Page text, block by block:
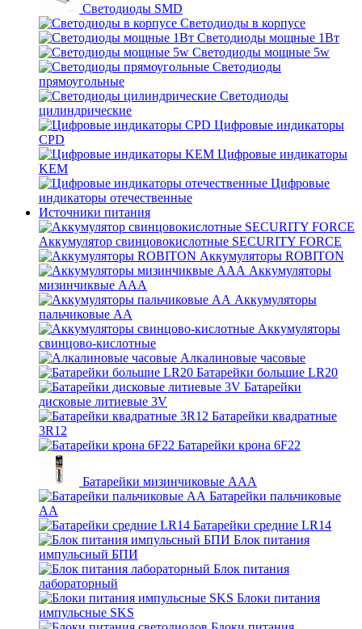
Светодиоды SMD
Светодиоды в корпусе
Светодиоды мощные 1Вт
Светодиоды мощные 5w
Светодиоды
прямоугольные
Светодиоды
цилиндрические
Цифровые индикаторы
CPD
Цифровые индикаторы
KEM
Цифровые
индикаторы отечественные
Источники питания
Аккумулятор свинцовокислотные SECURITY FORCE
Аккумуляторы ROBITON
Аккумуляторы
мизинчиквые ААА
Аккумуляторы
пальчиковые АА
Аккумуляторы
свинцово-кислотные
Алкалиновые часовые
Батарейки большие LR20
Батарейки
дисковые литиевые 3V
Батарейки квадратные
3R12
Батарейки крона 6F22
Батарейки мизинчиковые ААА
Батарейки пальчиковые
АА
Батарейки средние LR14
Блок питания
импульсный БПИ
Блок питания
лабораторный
Блоки питания
импульсные SKS